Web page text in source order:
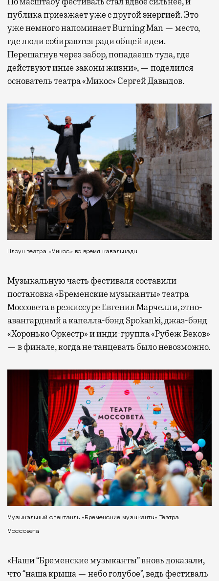
публика приезжает уже с другой энергией. Это
уже немного напоминает Burning Man — место,
где люди собираются ради общей идеи.
Перешагнув через забор, попадаешь туда, где
действуют иные законы жизни», — поделился
основатель театра «Микос» Сергей Давыдов.
Клоун театра «Микос» во время кавалькады
Музыкальную часть фестиваля составили
постановка «Бременские музыканты» театра
Моссовета в режиссуре Евгения Марчелли, этно-
авангардный а капелла-бэнд Spokanki, джаз-бэнд
«Хоронько Оркестр» и инди-группа «Рубеж Веков»
— в финале, когда не танцевать было невозможно.
Музыкальный спектакль «Бременские музыканты» Театра
Моссовета
«Наши “Бременские музыканты” вновь доказали,
что “наша крыша — небо голубое”, ведь фестиваль